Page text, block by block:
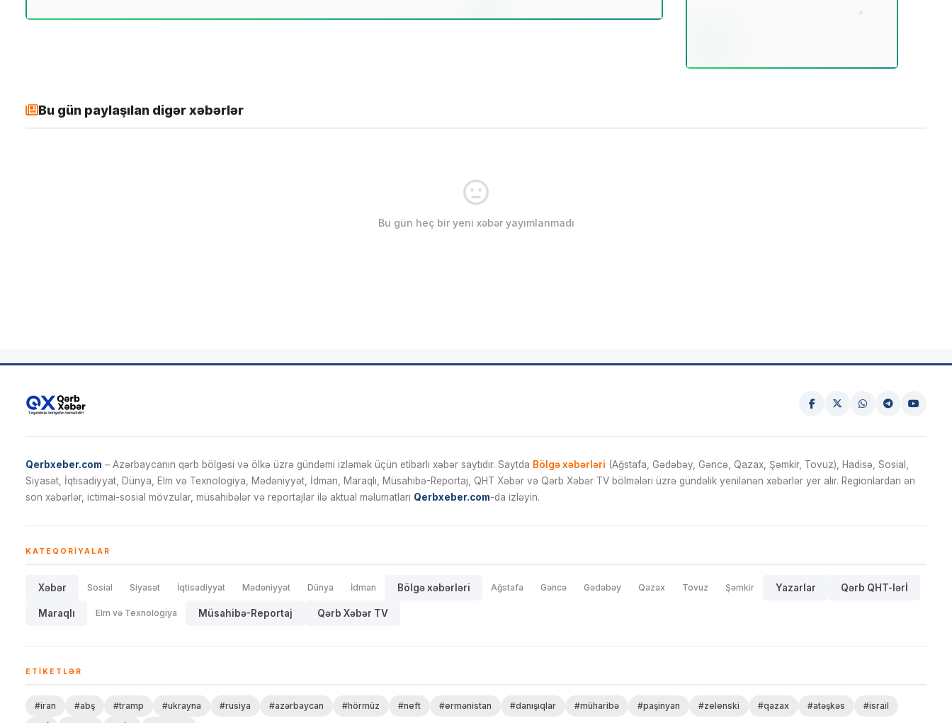
Bu gün paylaşılan digər xəbərlər
Bu gün heç bir yeni xəbər yayımlanmadı
Qerbxeber.com – Azərbaycanın qərb bölgəsi və ölkə üzrə gündəmi izləmək üçün etibarlı xəbər saytıdır. Saytda Bölgə xəbərləri (Ağstafa, Gədəbəy, Gəncə, Qazax, Şəmkir, Tovuz), Hadisə, Sosial,
Siyasət, İqtisadiyyat, Dünya, Elm və Texnologiya, Mədəniyyət, İdman, Maraqlı, Müsahibə-Reportaj, QHT Xəbər və Qərb Xəbər TV bölmələri üzrə gündəlik yenilənən xəbərlər yer alır. Regionlardan ən
son xəbərlər, ictimai-sosial mövzular, müsahibələr və reportajlar ilə aktual məlumatları Qerbxeber.com-da izləyin.
KATEQORIYALAR
Xəbər Sosial Siyasət İqtisadiyyat Mədəniyyət Dünya İdman Bölgə xəbərləri Ağstafa Gəncə Gədəbəy Qazax Tovuz Şəmkir Yazarlar Qərb QHT-lərİ
Maraqlı Elm və Texnologiya Müsahibə-Reportaj Qərb Xəbər TV
ETIKETLƏR
#iran #abş #tramp #ukrayna #rusiya #azərbaycan #hörmüz #neft #ermənistan #danışıqlar #müharibə #paşinyan #zelenski #qazax #atəşkəs
#israil